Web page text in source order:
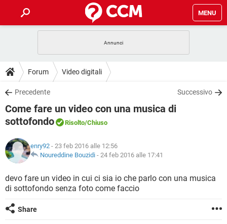
MENU
INTRATTENIMENTO
iOS
INSTAGRAM WHATSAPP
TIKTOK
HARDWARE
GUIDE
COVID-19
iOS
TIKTOK FACEBOOK
DOWNLOAD
COVID-19 GAMING
INTRATTENIMENTO
iOS
INSTAGRAM
TIKTOK FACEBOOK
FORUM
INTRATTENIMENTO ANDROID
INSTAGRAM WHATSAPP
TIKTOK
GLOSSARIO
COVID-19
INTRATTENIMENTO ANDROID
INSTAGRAM
Forum Video digitali
Precedente Successivo
Come fare un video con una musica di
sottofondo
Risolto/Chiuso
enry92 - 23 feb 2016 alle 12:56
Noureddine Bouzidi - 24 feb 2016 alle 17:41
devo fare un video in cui ci sia io che parlo con una musica
di sottofondo senza foto come faccio
Share